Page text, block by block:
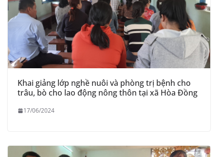
Khai giảng lớp nghề nuôi và phòng trị bệnh cho
trâu, bò cho lao động nông thôn tại xã Hòa Đồng
17/06/2024